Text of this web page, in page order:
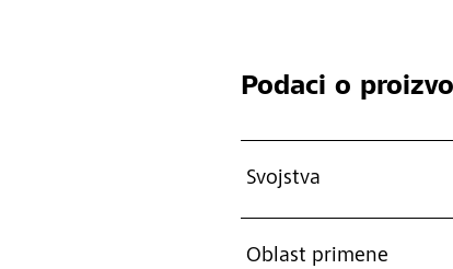
Podaci o
Svojstva
Oblast primene